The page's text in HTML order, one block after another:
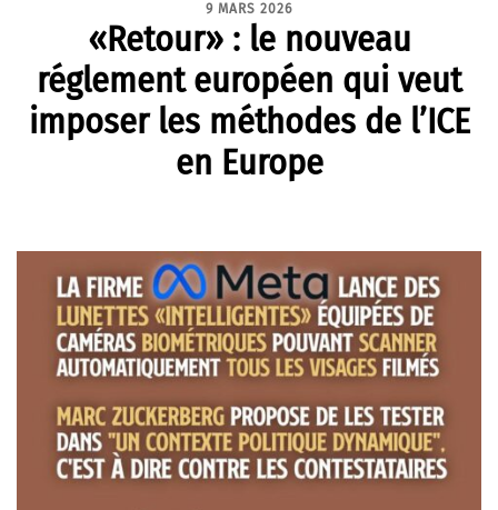
9 MARS 2026
«Retour» : le nouveau
réglement européen qui veut
imposer les méthodes de l’ICE
en Europe